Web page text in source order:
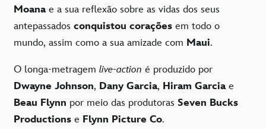
Moanae a sua reflexão sobre as vidas dos seus
antepassados conquistou corações em todo o
mundo, assim como a sua amizade com Maui.
O longa-metragem live-action é produzido por
Dwayne Johnson, Dany Garcia, Hiram Garciae
Beau Flynn por meio das produtoras Seven Bucks
Productions e Flynn Picture Co.